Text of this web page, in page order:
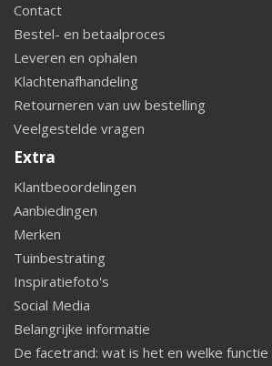
Contact
Bestel- en betaalproces
Leveren en ophalen
Klachtenafhandeling
Retourneren van uw bestelling
Veelgestelde vragen
Extra
Klantbeoordelingen
Aanbiedingen
Merken
Tuinbestrating
Inspiratiefoto's
Social Media
Belangrijke informatie
De facetrand: wat is het en welke